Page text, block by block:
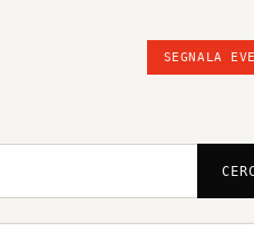
SEGNALA